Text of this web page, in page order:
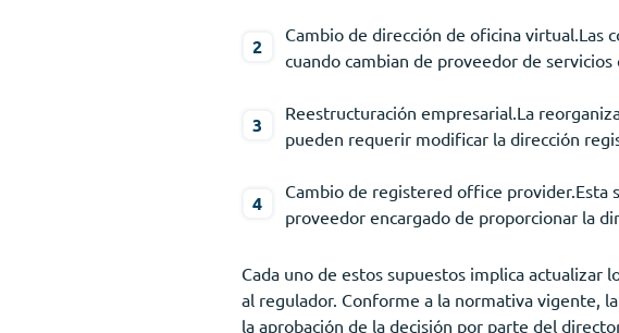
Cambio de dirección de oficina virtual.Las
cuando cambian de proveedor de servicios
Reestructuración empresarial.La
pueden requerir modificar la dirección
Cambio de registered office provider.Esta
proveedor encargado de proporcionar la
Cada uno de estos supuestos implica
al regulador. Conforme a la normativa vigente,
la aprobación de la decisión por parte del